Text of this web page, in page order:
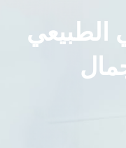
الطبيعي